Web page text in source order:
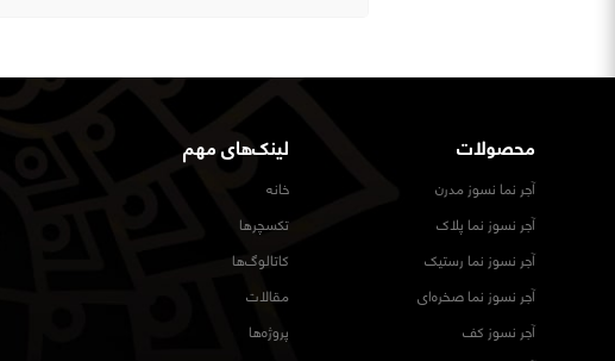
محصولات
آجر نما نسوز مدرن
آجر نسوز نما پلاک
آجر نسوز نما رستیک
آجر نسوز نما صخره‌ای
آجر نسوز کف
لینک‌های مهم
خانه
تکسچرها
کاتالوگ‌ها
مقالات
پروژه‌ها